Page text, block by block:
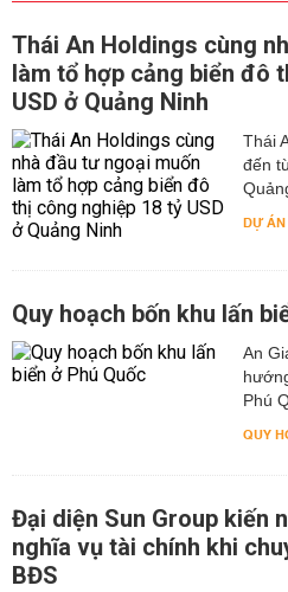
Thái An Holdings cùng
làm tổ hợp cảng biển đô
USD ở Quảng Ninh
Thái
đến
DỰ ÁN
Quy hoạch bốn khu lấn
An
Phú
QUY
Đại diện Sun Group kiến
nghĩa vụ tài chính khi
BĐS